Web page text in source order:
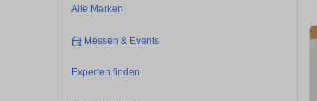
Alle Marken
Messen & Events
Experten finden